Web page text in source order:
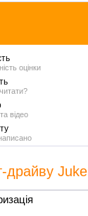
оцінки
відео
драйву Juke